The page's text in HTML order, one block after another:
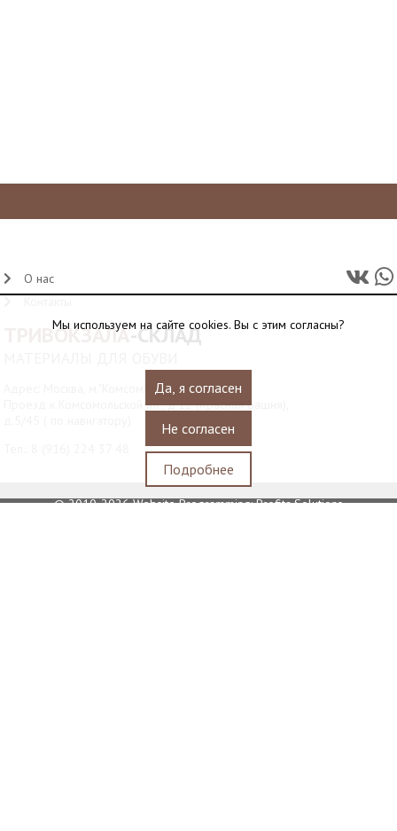
ТРИВОКЗАЛА-СКЛАД
Адрес: Москва, м."Комсомольская",
Проезд к Комсомольской пл., д.12 (Красная башня),
О нас
© 2010-2026Website Programming: Profita.Solutions
Мы используем на сайте cookies. Вы с этим согласны?
Да, я согласен
Не согласен
Подробнее